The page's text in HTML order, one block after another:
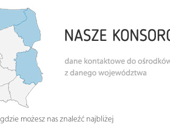
gdzie możesz nas znaleźć najbliżej